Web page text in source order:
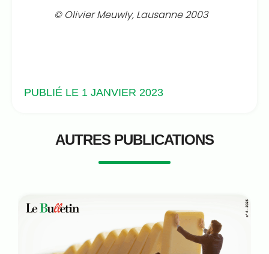
© Olivier Meuwly, Lausanne 2003
PUBLIÉ LE 1 JANVIER 2023
AUTRES PUBLICATIONS